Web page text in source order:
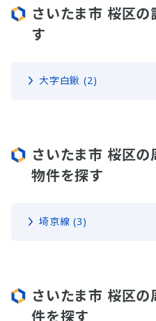
さいたま市 桜区
す
大字白鍬 (2)
さいたま市 桜区
物件を探す
埼京線 (3)
さいたま市 桜区
件を探す